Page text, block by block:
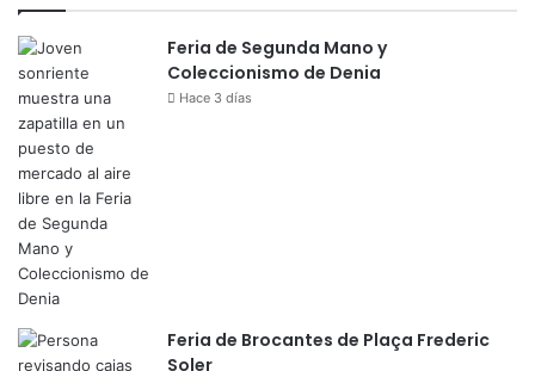
Feria de Segunda Mano y
Coleccionismo de Denia
Hace 3 días
Feria de Brocantes de Plaça Frederic
Soler